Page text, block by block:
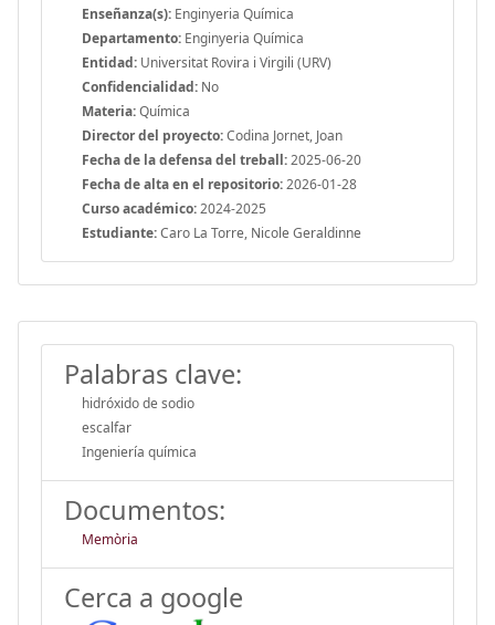
Enseñanza(s): Enginyeria Química
Departamento: Enginyeria Química
Entidad: Universitat Rovira i Virgili (URV)
Confidencialidad: No
Materia:Química
Director del proyecto:Codina Jornet, Joan
Fecha de la defensa del treball:2025-06-20
Fecha de alta en el repositorio:2026-01-28
Curso académico:2024-2025
Estudiante:Caro La Torre, Nicole Geraldinne
Palabras clave:
hidróxido de sodio
escalfar
Ingeniería química
Documentos:
Memòria
Cerca a google